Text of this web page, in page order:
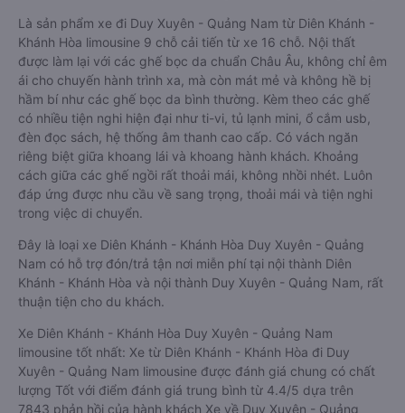
Là sản phẩm xe đi Duy Xuyên - Quảng Nam từ Diên Khánh -
Khánh Hòa limousine 9 chỗ cải tiến từ xe 16 chỗ. Nội thất
được làm lại với các ghế bọc da chuẩn Châu Âu, không chỉ êm
ái cho chuyến hành trình xa, mà còn mát mẻ và không hề bị
hầm bí như các ghế bọc da bình thường. Kèm theo các ghế
có nhiều tiện nghi hiện đại như ti-vi, tủ lạnh mini, ổ cắm usb,
đèn đọc sách, hệ thống âm thanh cao cấp. Có vách ngăn
riêng biệt giữa khoang lái và khoang hành khách. Khoảng
cách giữa các ghế ngồi rất thoải mái, không nhồi nhét. Luôn
đáp ứng được nhu cầu về sang trọng, thoải mái và tiện nghi
trong việc di chuyển.
Đây là loại xe Diên Khánh - Khánh Hòa Duy Xuyên - Quảng
Nam có hỗ trợ đón/trả tận nơi miễn phí tại nội thành Diên
Khánh - Khánh Hòa và nội thành Duy Xuyên - Quảng Nam, rất
thuận tiện cho du khách.
Xe Diên Khánh - Khánh Hòa Duy Xuyên - Quảng Nam
limousine tốt nhất: Xe từ Diên Khánh - Khánh Hòa đi Duy
Xuyên - Quảng Nam limousine được đánh giá chung có chất
lượng Tốt với điểm đánh giá trung bình từ 4.4/5 dựa trên
7843 phản hồi của hành khách Xe về Duy Xuyên - Quảng